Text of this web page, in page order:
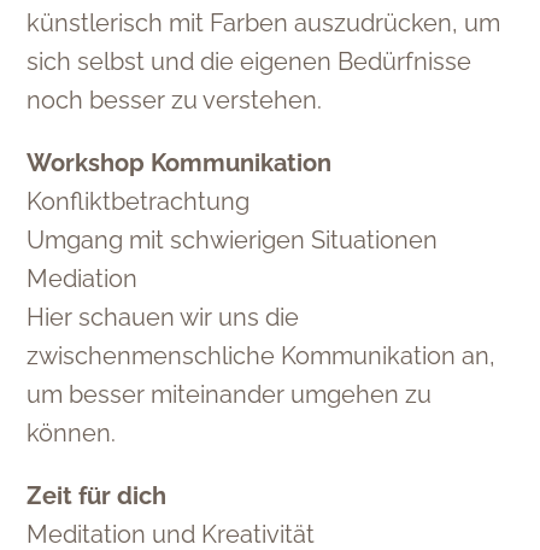
künstlerisch mit Farben auszudrücken, um
sich selbst und die eigenen Bedürfnisse
noch besser zu verstehen.
Workshop Kommunikation
Konfliktbetrachtung
Umgang mit schwierigen Situationen
Mediation
Hier schauen wir uns die
zwischenmenschliche Kommunikation an,
um besser miteinander umgehen zu
können.
Zeit für dich
Meditation und Kreativität